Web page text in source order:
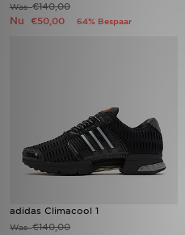
Was€140,00
Nu €50,00 64% Bespaar
adidas Climacool 1
Was€140,00
Download de app